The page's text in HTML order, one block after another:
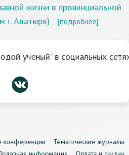
жизни в провинциальной
г. Алатыря)
[подробнее]
ученый” в социальных
конференции
Тематические журналы